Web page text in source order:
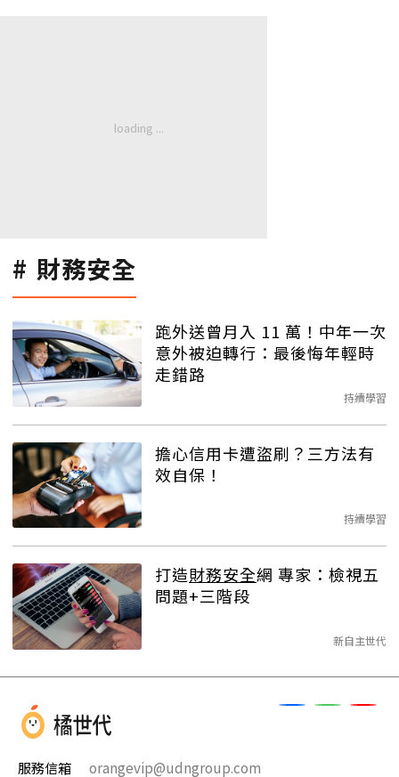
財務安全
跑外送曾月入 11 萬！中年一次
意外被迫轉行：最後悔年輕時
走錯路
持續學習
擔心信用卡遭盜刷？三方法有
效自保！
持續學習
打造財務安全網 專家：檢視五
問題+三階段
新自主世代
服務信箱 orangevip@udngroup.com